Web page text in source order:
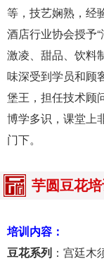
等，技艺娴熟，经
酒店行业协会授予
激凌、甜品、饮料
味深受到学员和顾
堡王，担任技术顾
博学多识，课堂上
门下。
芋圆豆花
培训内容：
豆花系列 ：宫廷